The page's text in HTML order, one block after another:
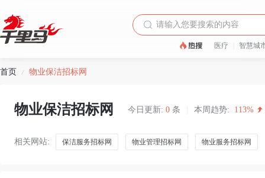
医疗 智慧城
首页 / 物业保洁招标网
物业保洁招标网 今日更新: 0 条 本周趋势: 113%
相关网站: 保洁服务招标网 物业管理招标网 物业服务招标网